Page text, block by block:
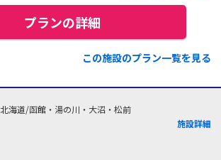
プランの詳細
この施設のプラン一覧を見る
北海道/函館・湯の川・大沼・松前
施設詳細